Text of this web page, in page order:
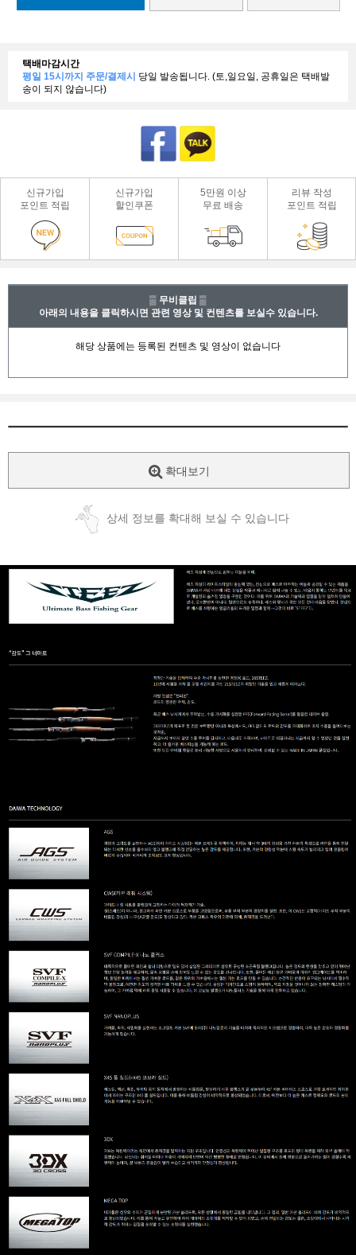
택배마감시간
평일 15시까지 주문/결제시 당일 발송됩니다. (토,일요일, 공휴일은 택배발
송이 되지 않습니다)
신규가입
포인트 적립
신규가입
할인쿠폰
5만원 이상
무료 배송
리뷰 작성
포인트 적립
▒ 무비클립 ▒
아래의 내용을 클릭하시면 관련 영상 및 컨텐츠를 보실수 있습니다.
확대보기
상세 정보를 확대해 보실 수 있습니다